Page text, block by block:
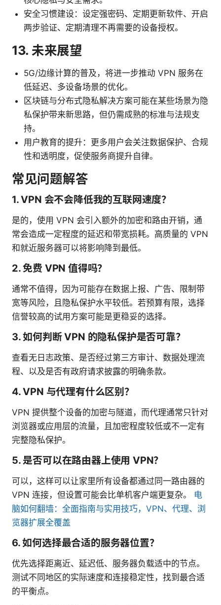
安全习惯建设：设定强密码、定期更新软件、开启
两步验证、定期清理不再需要的设备授权。
13. 未来展望
5G/边缘计算的普及，将进一步推动 VPN 服务在
低延迟、多设备场景的优化。
区块链与分布式隐私解决方案可能在某些场景为隐
私保护带来新思路，但仍需成熟的标准与法规支
持。
用户教育的提升：更多用户会关注数据保护、合规
性和透明度，促使服务商提升自律。
常见问题解答
1. VPN 会不会降低我的互联网速度？
是的，使用 VPN 会引入额外的加密和路由开销，通
常会造成一定程度的延迟和带宽损耗。高质量的 VPN
和就近服务器可以将影响降到最低。
2. 免费 VPN 值得吗？
通常不值得，因为可能存在数据上报、广告、限制带
宽等风险，且隐私保护水平较低。若预算有限，选择
信誉较高的试用方案可能是更稳妥的选择。
3. 如何判断 VPN 的隐私保护是否可靠？
查看无日志政策、是否经过第三方审计、数据处理流
程、以及是否有政府请求披露的明确条款。
4. VPN 与代理有什么区别？
VPN 提供整个设备的加密与隧道，而代理通常只针对
浏览器或应用层的流量，且加密程度较低或不一定有
完整隐私保护。
5. 是否可以在路由器上使用 VPN？
可以，这样可以让家里所有设备都通过同一路由器的
VPN 连接，但设置可能会比单机客户端更复杂。 电
脑如何翻墙：全面指南与实用技巧，VPN、代理、浏
览器扩展全覆盖
6. 如何选择最合适的服务器位置？
优先选择距离近、延迟低、服务器负载适中的节点。
测试不同地区的实际速度和连接稳定性，找到最合适
的平衡点。